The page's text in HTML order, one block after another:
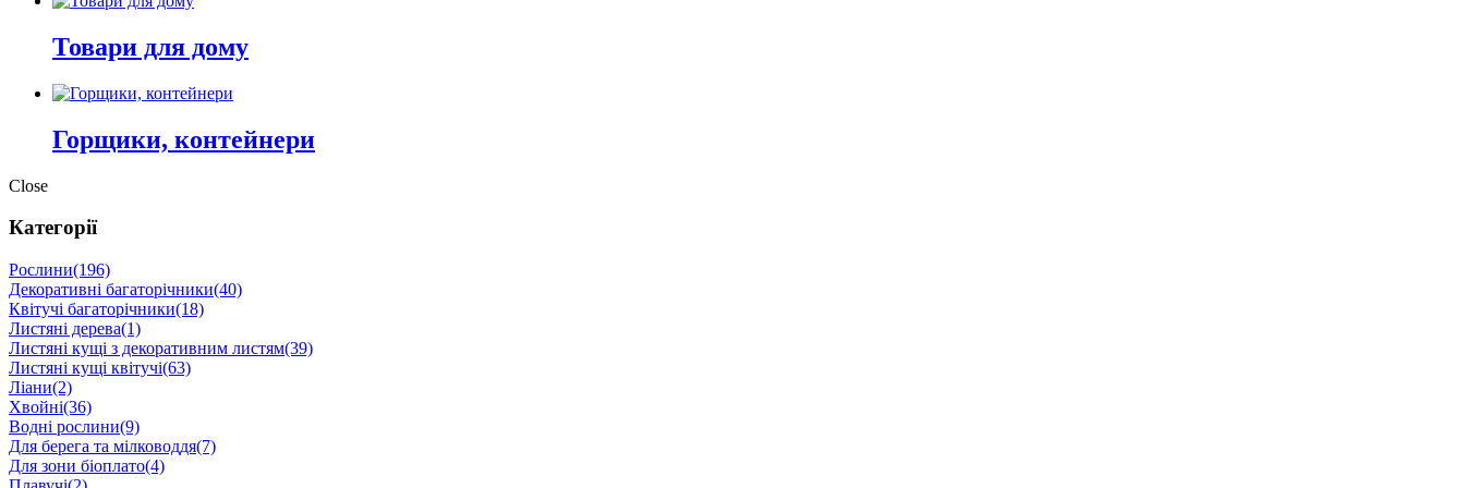
Товари для дому
Горщики, контейнери
Close
Категорії
Рослини(196)
Декоративні багаторічники(40)
Квітучі багаторічники(18)
Листяні дерева(1)
Листяні кущі з декоративним листям(39)
Листяні кущі квітучі(63)
Ліани(2)
Хвойні(36)
Водні рослини(9)
Для берега та мілководдя(7)
Для зони біоплато(4)